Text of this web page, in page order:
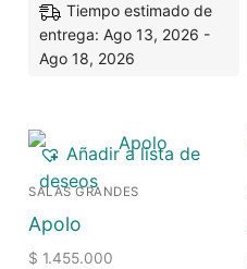
Tiempo estimado de
entrega: Ago 13, 2026 -
Ago 18, 2026
Añadir a lista de
deseos
SALAS GRANDES
Apolo
$ 1.455.000